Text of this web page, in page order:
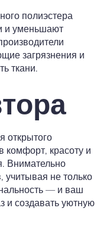
полиэстера
и уменьшают
загрязнения и
ткани.
открытого
комфорт, красоту и
Внимательно
учитывая не только
— и ваш
и создавать уютную